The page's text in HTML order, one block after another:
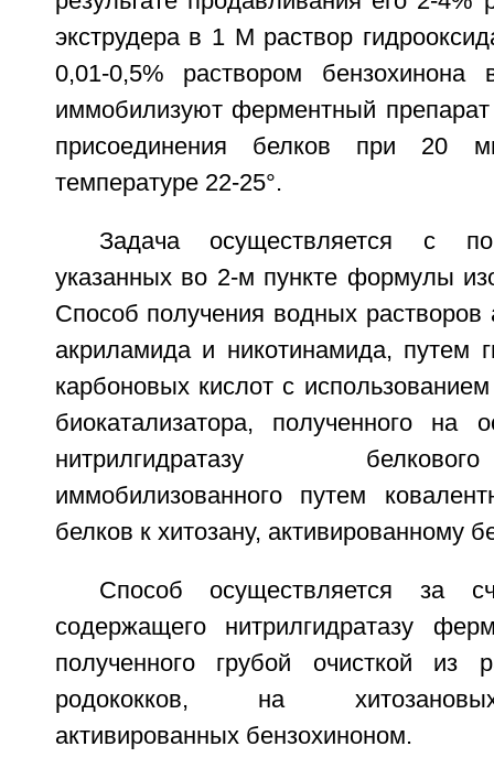
экструдера в 1 М раствор
0,01-0,5% раствором бензохинона
иммобилизуют ферментный препарат
присоединения белков при 20
температуре 22-25°.
Задача осуществляется с
указанных во 2-м пункте формулы
Способ получения водных
акриламида и никотинамида, путем
карбоновых кислот с
биокатализатора, полученного на
нитрилгидратазу
иммобилизованного путем
белков к хитозану, активированному
Способ осуществляется за
содержащего нитрилгидратазу
полученного грубой очисткой из
родококков, на
активированных бензохиноном.